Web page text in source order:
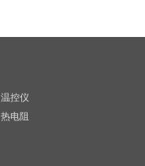
温控仪
热电阻